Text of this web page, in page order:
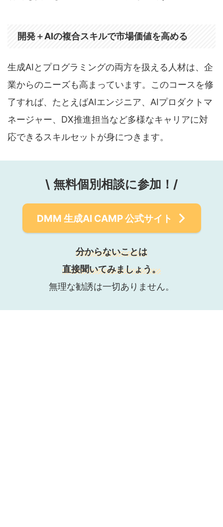
開発＋AIの複合スキルで市場価値を高める
生成AIとプログラミングの両方を扱える人材は、企
業からのニーズも高まっています。このコースを修
了すれば、たとえばAIエンジニア、AIプロダクトマ
ネージャー、DX推進担当など多様なキャリアに対
応できるスキルセットが身につきます。
\ 無料個別相談に参加！/
DMM 生成AI CAMP公式サイト
分からないことは
直接聞いてみましょう。
無理な勧誘は一切ありません。